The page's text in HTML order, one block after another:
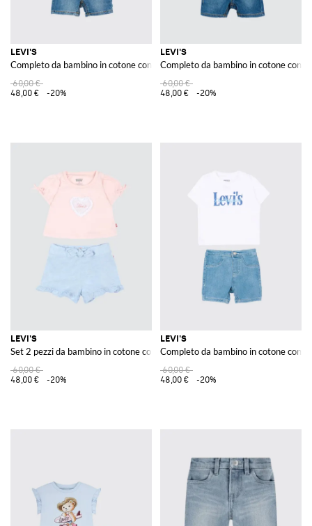
LEVI'S
Completo da bambino in cotone con t-shirt e shorts logati (2 pezzi)
60,00 €
48,00 €
-20%
LEVI'S
Completo da bambino in cotone con
60,00 €
48,00 €
-20%
LEVI'S
Set 2 pezzi da bambino in cotone con logo a contrasto
60,00 €
48,00 €
-20%
LEVI'S
Completo da bambino in cotone con
60,00 €
48,00 €
-20%